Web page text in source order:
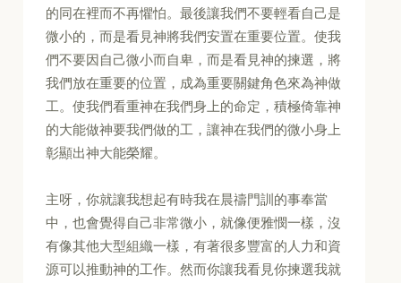
的同在裡而不再懼怕。最後讓我們不要輕看自己是
微小的，而是看見神將我們安置在重要位置。使我
們不要因自己微小而自卑，而是看見神的揀選，將
我們放在重要的位置，成為重要關鍵角色來為神做
工。使我們看重神在我們身上的命定，積極倚靠神
的大能做神要我們做的工，讓神在我們的微小身上
彰顯出神大能榮耀。
主呀，你就讓我想起有時我在晨禱門訓的事奉當
中，也會覺得自己非常微小，就像便雅憫一樣，沒
有像其他大型組織一樣，有著很多豐富的人力和資
源可以推動神的工作。然而你讓我看見你揀選我就